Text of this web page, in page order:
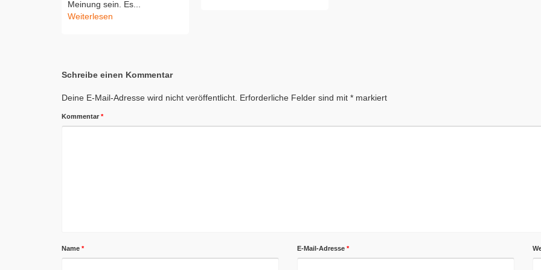
Meinung sein. Es...
Weiterlesen
Schreibe einen Kommentar
Deine E-Mail-Adresse wird nicht veröffentlicht. Erforderliche Felder sind mit * markiert
Kommentar *
Name * E-Mail-Adresse *